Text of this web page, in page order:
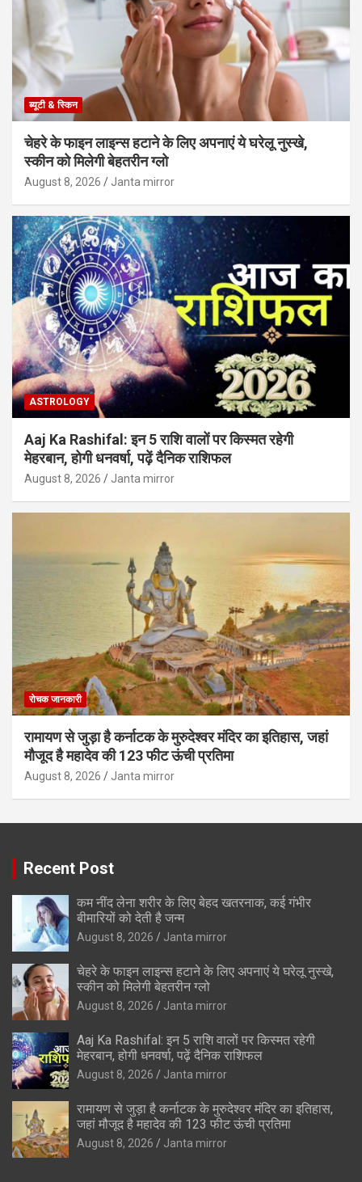
ब्यूटी & स्किन
चेहरे के फाइन लाइन्स हटाने के लिए अपनाएं ये घरेलू नुस्खे,
स्कीन को मिलेगी बेहतरीन ग्लो
August 8, 2026 Janta mirror
ASTROLOGY
Aaj Ka Rashifal: इन 5 राशि वालों पर किस्मत रहेगी
मेहरबान, होगी धनवर्षा, पढ़ें दैनिक राशिफल
August 8, 2026 Janta mirror
रोचक जानकारी
रामायण से जुड़ा है कर्नाटक के मुरुदेश्वर मंदिर का इतिहास, जहां
मौजूद है महादेव की 123 फीट ऊंची प्रतिमा
August 8, 2026 Janta mirror
Recent Post
कम नींद लेना शरीर के लिए बेहद खतरनाक, कई गंभीर
बीमारियों को देती है जन्म
August 8, 2026 Janta mirror
चेहरे के फाइन लाइन्स हटाने के लिए अपनाएं ये घरेलू नुस्खे,
स्कीन को मिलेगी बेहतरीन ग्लो
August 8, 2026 Janta mirror
Aaj Ka Rashifal: इन 5 राशि वालों पर किस्मत रहेगी
मेहरबान, होगी धनवर्षा, पढ़ें दैनिक राशिफल
August 8, 2026 Janta mirror
रामायण से जुड़ा है कर्नाटक के मुरुदेश्वर मंदिर का इतिहास,
जहां मौजूद है महादेव की 123 फीट ऊंची प्रतिमा
August 8, 2026 Janta mirror